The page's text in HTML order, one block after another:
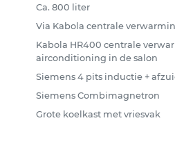
Ca. 800 liter
Via Kabola centrale
Kabola HR400 centrale
airconditioning in de salon
Siemens 4 pits inductie +
Siemens Combimagnetron
Grote koelkast met vriesvak